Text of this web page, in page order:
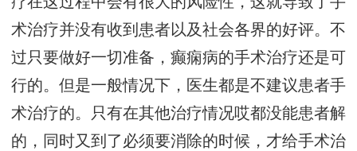
术治疗并没有收到患者以及社会各界的好评。不
过只要做好一切准备，癫痫病的手术治疗还是可
行的。但是一般情况下，医生都是不建议患者手
术治疗的。只有在其他治疗情况哎都没能患者解
的，同时又到了必须要消除的时候，才给手术治